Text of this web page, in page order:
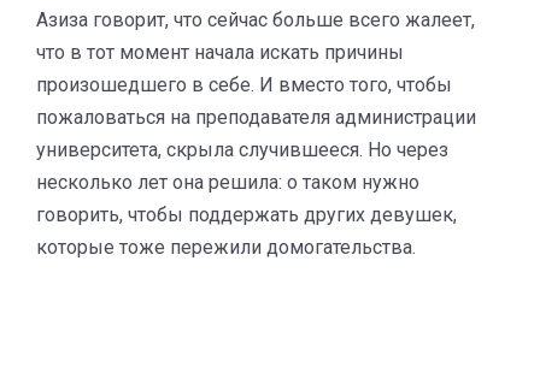
Азиза говорит, что сейчас больше всего жалеет,
что в тот момент начала искать причины
произошедшего в себе. И вместо того, чтобы
пожаловаться на преподавателя администрации
университета, скрыла случившееся. Но через
несколько лет она решила: о таком нужно
говорить, чтобы поддержать других девушек,
которые тоже пережили домогательства.